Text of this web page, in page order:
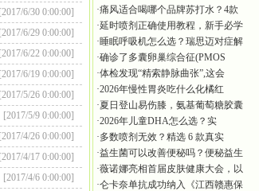
[2017/6/30 0:00:00]
[2017/6/29 0:00:00]
[2017/6/22 0:00:00]
[2017/6/19 0:00:00]
[2017/5/26 0:00:00]
[2017/5/9 0:00:00]
[2017/4/26 0:00:00]
[2017/4/17 0:00:00]
[2017/4/6 0:00:00]
·痛风适合喝哪个品牌苏打水？4款
·延时喷剂正确使用教程，新手必学
·睡眠呼吸机怎么选？瑞思迈对症解
·确诊了多囊卵巢综合征(PMOS
·体检发现“精索静脉曲张”,这会
·2026年慢性胃炎吃什么化橘红
·夏日登山易伤膝，氨基葡萄糖胶囊
·2026年儿童DHA怎么选？实
·多数喷剂无效？精选 6 款真实
·益生菌可以改善便秘吗？便秘益生
·薇诺娜亮相首届皮肤健康大会，以
·仑卡奈单抗成功纳入《江西赣惠保